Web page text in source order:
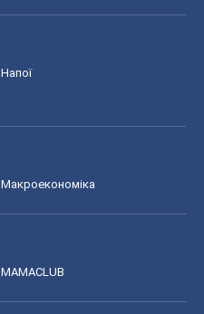
Напої
Макроекономіка
MAMACLUB